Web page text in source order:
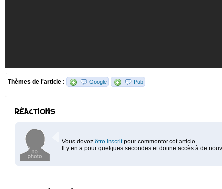
Thèmes de l'article : Google Pub
RÉACTIONS
Vous devez être inscritpour commenter cet article
Il y en a pour quelques secondes et donne accès à de